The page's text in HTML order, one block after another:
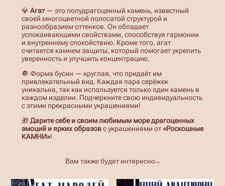
т
о
м
💎 Агат— это полудрагоценный камень, известный
своей многоцветной полосатой структурой и
разнообразием оттенков. Он обладает
успокаивающими свойствами, способствуя гармонии
и внутреннему спокойствию. Кроме того, агат
считается камнем защиты, который помогает укрепить
уверенность и улучшить концентрацию.
🔘 Форма бусин — круглая, что придаёт им
привлекательный вид. Каждая пара серёжек
уникальна, так как используется только один камень в
каждом изделии. Подчеркните свою индивидуальность
с этими прекрасными украшениями!
🎁 Дарите себе и своим любимым море драгоценных
эмоций и ярких образовс украшениями от «Роскошные
КАМНИ»!
Вам также будет интересно…